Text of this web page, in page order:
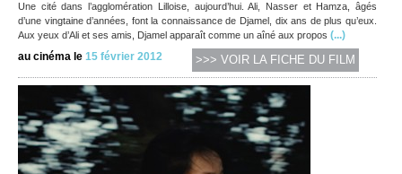
Une cité dans l’agglomération Lilloise, aujourd’hui. Ali, Nasser et Hamza, âgés
d’une vingtaine d’années, font la connaissance de Djamel, dix ans de plus qu’eux.
Aux yeux d’Ali et ses amis, Djamel apparaît comme un aîné aux propos (...)
au cinéma le 15 février 2012 >>> VOIR LA FICHE DU FILM